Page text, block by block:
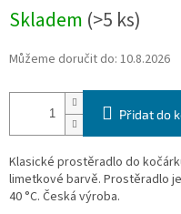
Skladem (>5 ks)
Můžeme doručit do: 10.8.2026
Přidat do
Klasické prostěradlo do
limetkové barvě. Prostěradlo
40 °C. Česká výroba.